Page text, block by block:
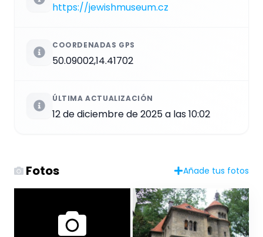
https://jewishmuseum.cz
COORDENADAS GPS
50.09002,14.41702
ÚLTIMA ACTUALIZACIÓN
12 de diciembre de 2025 a las 10:02
Fotos Añade tus fotos